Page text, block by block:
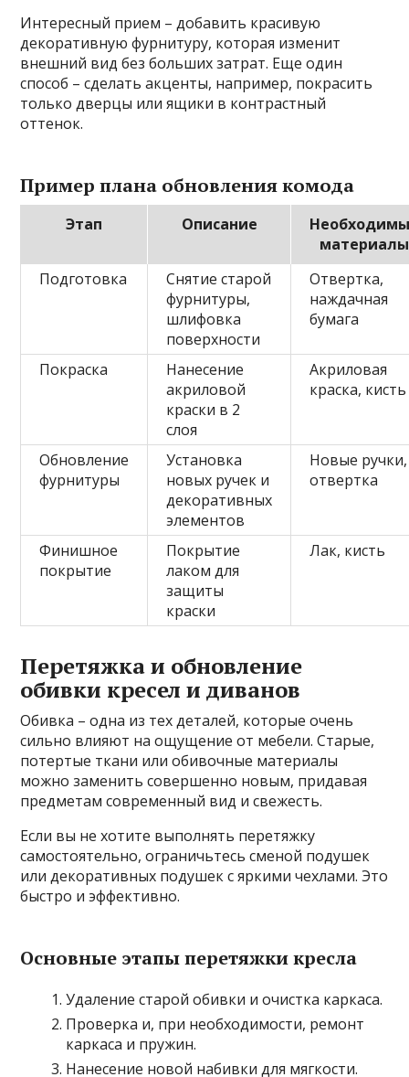
Интересный прием – добавить красивую
декоративную фурнитуру, которая изменит
внешний вид без больших затрат. Еще один
способ – сделать акценты, например, покрасить
только дверцы или ящики в контрастный
оттенок.
Пример плана обновления комода
Этап Описание
материалы
Подготовка
Снятие старой
фурнитуры,
шлифовка
поверхности
Отвертка,
наждачная
бумага
Покраска
Нанесение
акриловой
краски в 2
слоя
Акриловая
краска, кисть
Обновление
фурнитуры
Установка
новых ручек и
декоративных
элементов
Новые ручки,
отвертка
Финишное
покрытие
Покрытие
лаком для
защиты
краски
Лак, кисть
Перетяжка и обновление
обивки кресел и диванов
Обивка – одна из тех деталей, которые очень
сильно влияют на ощущение от мебели. Старые,
потертые ткани или обивочные материалы
можно заменить совершенно новым, придавая
предметам современный вид и свежесть.
Если вы не хотите выполнять перетяжку
самостоятельно, ограничьтесь сменой подушек
или декоративных подушек с яркими чехлами. Это
быстро и эффективно.
Основные этапы перетяжки кресла
Удаление старой обивки и очистка каркаса.
Проверка и, при необходимости, ремонт
каркаса и пружин.
Нанесение новой набивки для мягкости.